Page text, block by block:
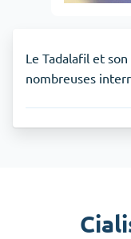
Le Tadalafil et
nombreuses